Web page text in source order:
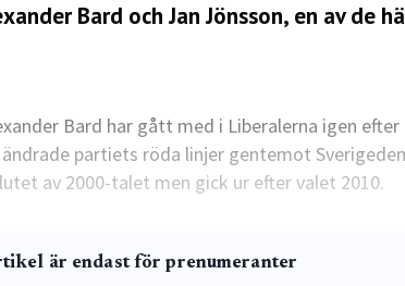
Bard och Jan Jönsson, en av de
Bard har gått med i Liberalerna igen
partiets röda linjer gentemot
av 2000-talet men gick ur efter valet 2010.
är endast för prenumeranter